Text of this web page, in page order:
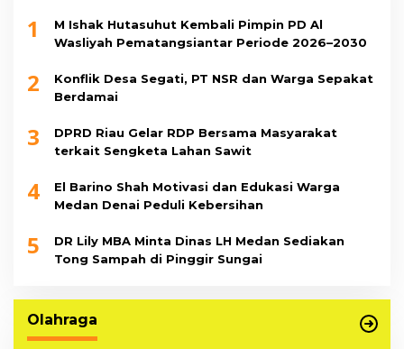
1
M Ishak Hutasuhut Kembali Pimpin PD Al
Wasliyah Pematangsiantar Periode 2026–2030
2
Konflik Desa Segati, PT NSR dan Warga Sepakat
Berdamai
3
DPRD Riau Gelar RDP Bersama Masyarakat
terkait Sengketa Lahan Sawit
4
El Barino Shah Motivasi dan Edukasi Warga
Medan Denai Peduli Kebersihan
5
DR Lily MBA Minta Dinas LH Medan Sediakan
Tong Sampah di Pinggir Sungai
Olahraga